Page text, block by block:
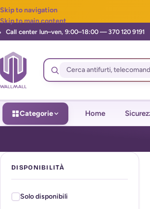
Skip to navigation
Skip to main content
Categorie Home
DISPONIBILITÀ
Solo disponibili